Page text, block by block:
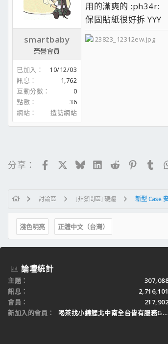
smartbaby
榮譽會員
已加入
10/12/03
訊息
1,762
互動分數
0
點數
36
網站
造訪網站
用的滿爽的 :ph34r:
保固貼紙很好拆 YYY
分享： FacebookBlueskyLinkedIn
Reddit
討論區 [非發問區] 硬體 新型 Case
淺色明亮 正體中文（台灣）
論壇統計
主題
307,088
訊息
2,716,101
會員
217,902
新加入的會員
喝茶找小錦鯉北中南全台皆有服務Gleezy：tw3